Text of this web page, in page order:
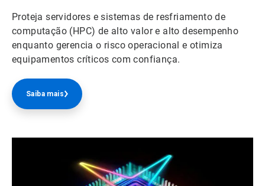
Proteja servidores e sistemas de resfriamento de
computação (HPC) de alto valor e alto desempenho
enquanto gerencia o risco operacional e otimiza
equipamentos críticos com confiança.
Saiba mais